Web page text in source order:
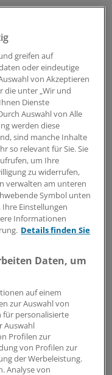
als vier Millionen.
erkrankten im
13 Jahren an
oder der Lunge.
unberücksichtigt.
registriert.
Studien bereits an
erkrankt
und
häusliche
wurden
Parameter
bei ihrer
auch
und
greifen auf
oder eindeutige
von Akzeptieren
die unter „Wir und
Dienste
Auswahl von Alle
werden diese
sind manche Inhalte
so relevant für Sie. Sie
um Ihre
zu widerrufen,
verwalten am unteren
Symbol unten
Einstellungen
Informationen
Details finden Sie
Daten, um
auf einem
zur Auswahl von
für personalisierte
Auswahl
Profilen zur
von Profilen zur
der Werbeleistung.
Analyse von